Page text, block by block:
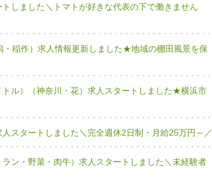
しました＼トマトが好きな代表の下で働きません
・稲作）求人情報更新しました★地域の棚田風景を保
ル）（神奈川・花）求人スタートしました★横浜市
スタートしました＼完全週休2日制・月給25万円～／
ン・野菜・肉牛）求人スタートしました＼未経験者